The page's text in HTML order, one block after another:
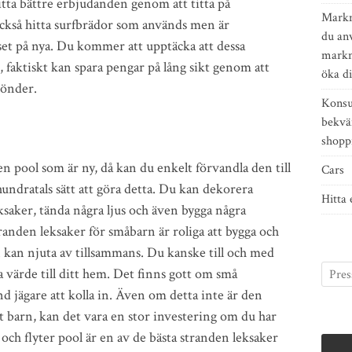
hitta surfbrädor som används men är
på nya. Du kommer att upptäcka att dessa
kan spara pengar på lång sikt genom att
pool som är ny, då kan du enkelt förvandla den till
sätt att göra detta. Du kan dekorera
tända några ljus och även bygga några
leksaker för småbarn är roliga att bygga och
njuta av tillsammans. Du kanske till och med
till ditt hem. Det finns gott om små
jägare att kolla in. Även om detta inte är den
kan det vara en stor investering om du har
flyter pool är en av de bästa stranden leksaker
du
öka
Cars
Hitta